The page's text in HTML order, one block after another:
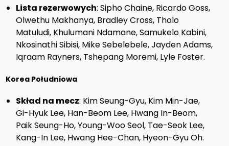
Lista rezerwowych: Sipho Chaine, Ricardo Goss,
Olwethu Makhanya, Bradley Cross, Tholo
Matuludi, Khulumani Ndamane, Samukelo Kabini,
Nkosinathi Sibisi, Mike Sebelebele, Jayden Adams,
Iqraam Rayners, Tshepang Moremi, Lyle Foster.
Korea Południowa
Skład na mecz: Kim Seung-Gyu, Kim Min-Jae,
Gi-Hyuk Lee, Han-Beom Lee, Hwang In-Beom,
Paik Seung-Ho, Young-Woo Seol, Tae-Seok Lee,
Kang-In Lee, Hwang Hee-Chan, Hyeon-Gyu Oh.